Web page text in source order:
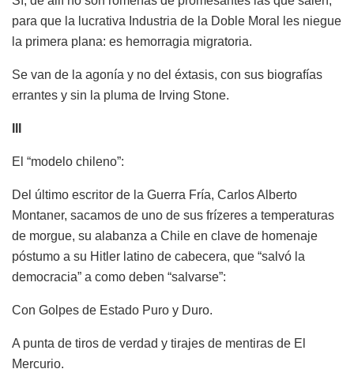
para que la lucrativa Industria de la Doble Moral les niegue
la primera plana: es hemorragia migratoria.
Se van de la agonía y no del éxtasis, con sus biografías
errantes y sin la pluma de Irving Stone.
El “modelo chileno”:
Del último escritor de la Guerra Fría, Carlos Alberto
Montaner, sacamos de uno de sus frízeres a temperaturas
de morgue, su alabanza a Chile en clave de homenaje
póstumo a su Hitler latino de cabecera, que “salvó la
democracia” a como deben “salvarse”:
Con Golpes de Estado Puro y Duro.
A punta de tiros de verdad y tirajes de mentiras de El
Mercurio.